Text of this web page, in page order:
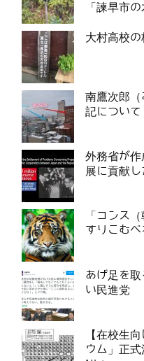
「諫早市の
大村高校
南鷹次郎
記について
外務省が
展に貢献
「コンス
すりこむベ
あげ足を
い民進党
【在校生
ウム」正